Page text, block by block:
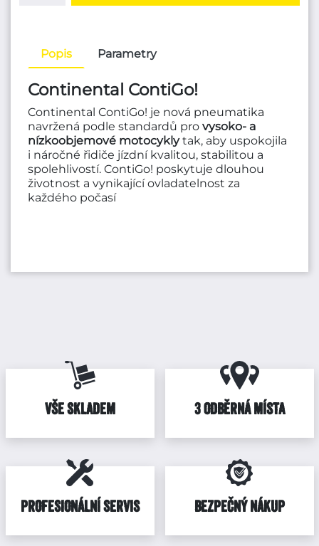
Popis Parametry
Continental ContiGo!
Continental ContiGo! je nová pneumatika
navržená podle standardů pro vysoko- a
nízkoobjemové motocyklytak, aby uspokojila
i náročné řidiče jízdní kvalitou, stabilitou a
spolehlivostí. ContiGo! poskytuje dlouhou
životnost a vynikající ovladatelnost za
každého počasí
VŠE SKLADEM 3 ODBĚRNÁ MÍSTA
PROFESIONÁLNÍ SERVIS BEZPEČNÝ NÁKUP